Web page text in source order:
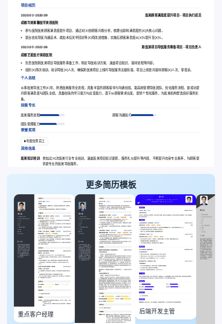
项目经历
2020.03-2020.09
医美顾客满意度提升项目 - 项目执行成员
成都华美紫馨医学美容医院
参与医院医美顾客满意度提升项目，通过对[X]份顾客问卷分析，梳理出影响满意度的[X]大核心问题。
提出优化导医沟通话术、增加术后关怀回访等[X]项改进措施，实施后顾客满意度从[X]%提升至[X]%。
2023.05-2023.08 新医美项目导医服务筹备项目 - 项目负责人
成都艺星医疗美容医院
负责医院新医美项目导医服务筹备工作，制定导医培训方案，涵盖项目知识、接待流程等内容。
组织[X]场次培训，培训导医[X]人次，确保新医美项目上线时导医服务无缝衔接，项目上线首月接待顾客[X]人次，零投诉。
个人总结
从事医美导医工作[X]年，熟悉医美服务全流程，具备丰富的顾客接待与沟通经验。能高效管理导医团队，优化服务流程，曾成功提
升顾客满意度与团队业绩。具备较强的学习能力与应变能力，善于从顾客需求出发，提供个性化服务，为医美机构塑造良好服务形
象。
技能专长
医美服务流程 顾客沟通技巧
团队管理能力
荣誉奖项
年度优秀员工
其他信息
医美知识培训: 参加过[X]次医美行业专业培训，涵盖医美项目知识更新、服务礼仪提升等内容，不断提升自身专业素养，为顾客提
供更专业的医美导医服务。
更多简历模板
重点客户经理 后端开发主管